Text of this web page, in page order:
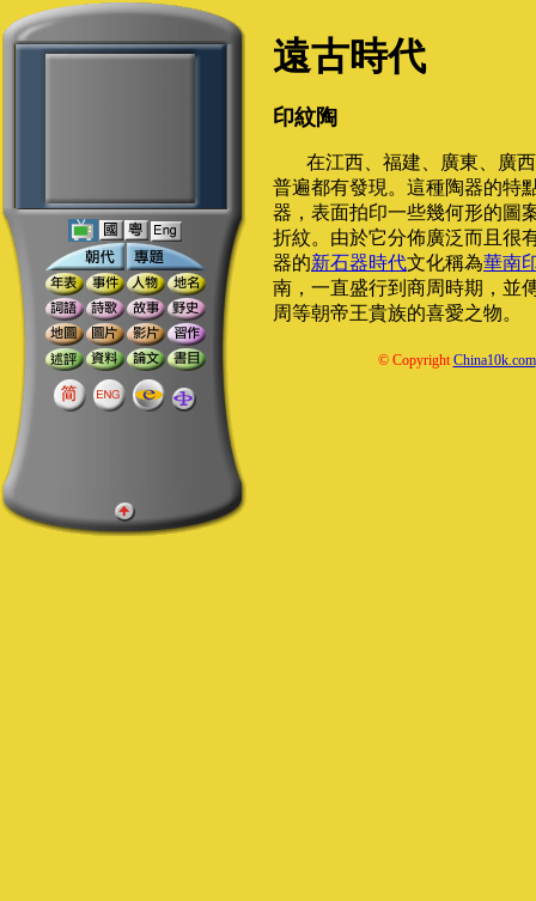
遠古時代
印紋陶
在江西、福建、廣東、廣
普遍都有發現。這種陶器的特
器，表面拍印一些幾何形的圖
折紋。由於它分佈廣泛而且很
器的新石器時代文化稱為華南
南，一直盛行到商周時期，並
周等朝帝王貴族的喜愛之物。
© CopyrightChina10k.com